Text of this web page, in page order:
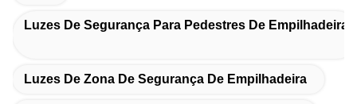
Luzes De Segurança Para Pedestres De Empilhadeira
Luzes De Zona De Segurança De Empilhadeira